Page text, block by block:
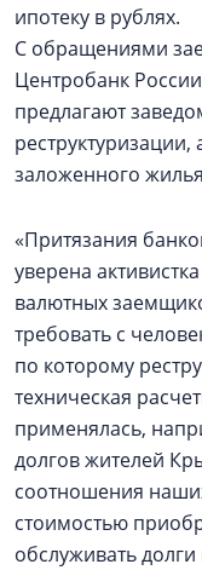
ипотеку в рублях.
С обращениями
Центробанк
предлагают
реструктуризации,
заложенного
«Притязания
уверена
валютных
требовать с
по которому
техническая
применялась,
долгов жителей
соотношения
стоимостью
обслуживать